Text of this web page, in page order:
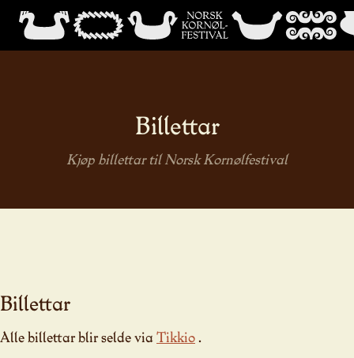
Billettar
Kjøp billettar til Norsk Kornølfestival
Billettar
Alle billettar blir selde viaTikkio.